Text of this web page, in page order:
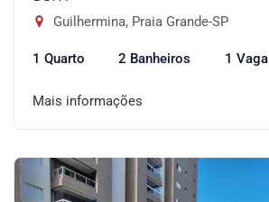
Guilhermina, Praia Grande-SP
1 Quarto 2 Banheiros 1 Vaga
Mais informações